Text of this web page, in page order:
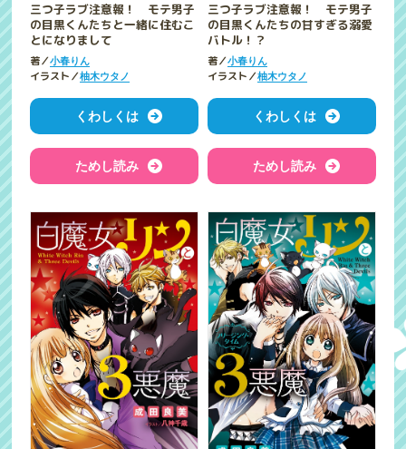
三つ子ラブ注意報！ モテ男子
の目黒くんたちと一緒に住むこ
とになりまして
著／小春りん
イラスト／柚木ウタノ
くわしくは
ためし読み
三つ子ラブ注意報！ モテ男子
の目黒くんたちの甘すぎる溺愛
バトル！？
著／小春りん
イラスト／柚木ウタノ
くわしくは
ためし読み